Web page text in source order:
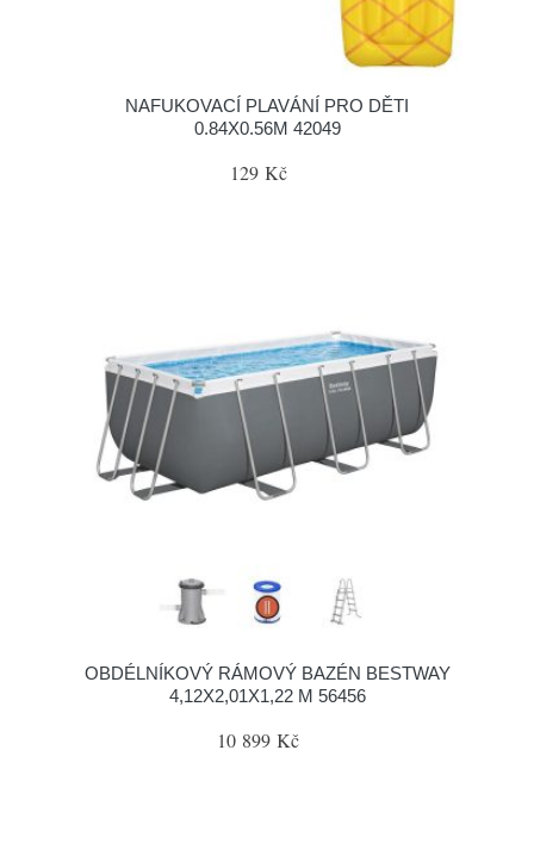
NAFUKOVACÍ PLAVÁNÍ PRO DĚTI
0.84X0.56M 42049
129 Kč
OBDÉLNÍKOVÝ RÁMOVÝ BAZÉN BESTWAY
4,12X2,01X1,22 M 56456
10 899 Kč